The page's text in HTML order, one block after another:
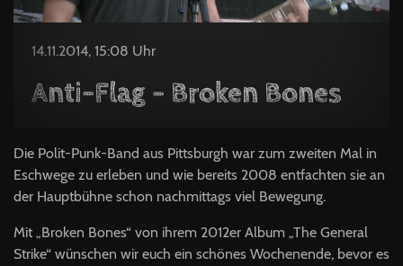
14.11.2014, 15:08 Uhr
Anti-Flag – Broken Bones
Die Polit-Punk-Band aus Pittsburgh war zum zweiten Mal in
Eschwege zu erleben und wie bereits 2008 entfachten sie an
der Hauptbühne schon nachmittags viel Bewegung.
Mit „Broken Bones“ von ihrem 2012er Album „The General
Strike“ wünschen wir euch ein schönes Wochenende, bevor es